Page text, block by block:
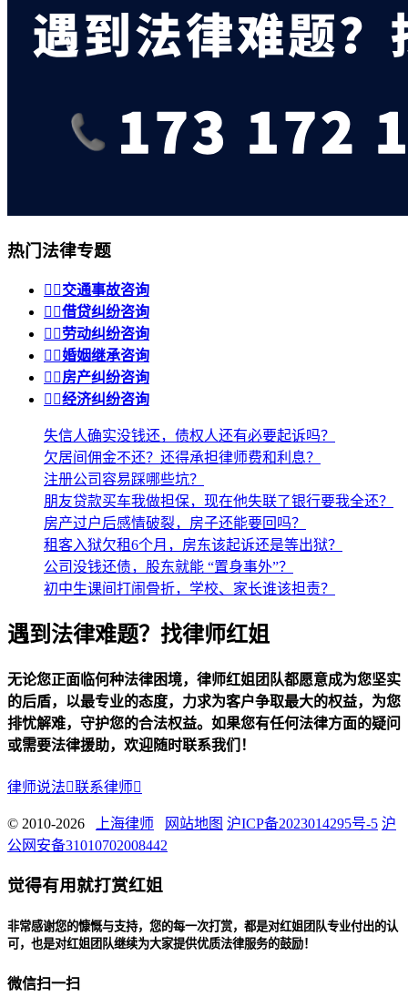
热门法律专题
 交通事故咨询
 借贷纠纷咨询
 劳动纠纷咨询
 婚姻继承咨询
 房产纠纷咨询
 经济纠纷咨询
失信人确实没钱还，债权人还有必要起诉吗？
欠居间佣金不还？还得承担律师费和利息？
注册公司容易踩哪些坑？
朋友贷款买车我做担保，现在他失联了银行要我全还？
房产过户后感情破裂，房子还能要回吗？
租客入狱欠租6个月，房东该起诉还是等出狱？
公司没钱还债，股东就能 “置身事外”？
初中生课间打闹骨折，学校、家长谁该担责？
遇到法律难题？找律师红姐
无论您正面临何种法律困境，律师红姐团队都愿意成为您坚实
的后盾，以最专业的态度，力求为客户争取最大的权益，为您
排忧解难，守护您的合法权益。如果您有任何法律方面的疑问
或需要法律援助，欢迎随时联系我们！
律师说法联系律师
© 2010-2026 上海律师 网站地图 沪ICP备2023014295号-5 沪
公网安备31010702008442
觉得有用就打赏红姐
非常感谢您的慷慨与支持，您的每一次打赏，都是对红姐团队专业付出的认
可，也是对红姐团队继续为大家提供优质法律服务的鼓励！
微信扫一扫